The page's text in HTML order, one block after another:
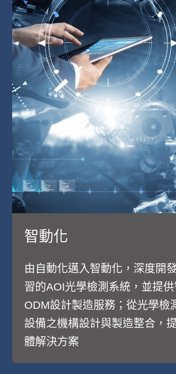
智動化
由自動化邁入智動化，深度開
習的AOI光學檢測系統，並提
ODM設計製造服務；從光學檢
設備之機構設計與製造整合，
體解決方案